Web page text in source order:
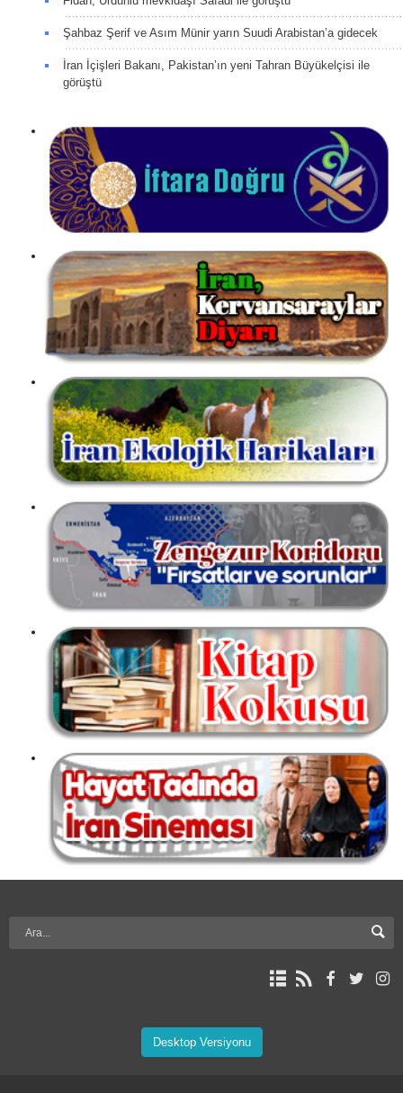
Şahbaz Şerif ve Asım Münir yarın Suudi Arabistan’a gidecek
İran İçişleri Bakanı, Pakistan’ın yeni Tahran Büyükelçisi ile
görüştü
Desktop Versiyonu